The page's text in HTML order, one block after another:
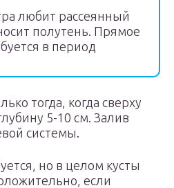
любит рассеянный
полутень. Прямое
в период
тогда, когда сверху
5-10 см. Залив
системы.
но в целом кусты
если